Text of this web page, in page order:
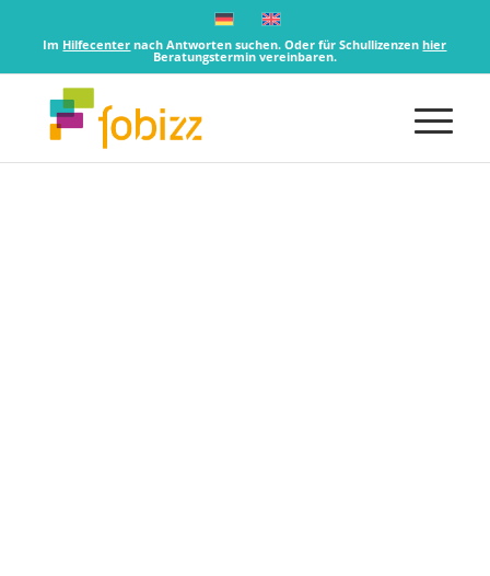
Im Hilfecenter nach Antworten suchen. Oder für Schullizenzenhier
Beratungstermin vereinbaren.